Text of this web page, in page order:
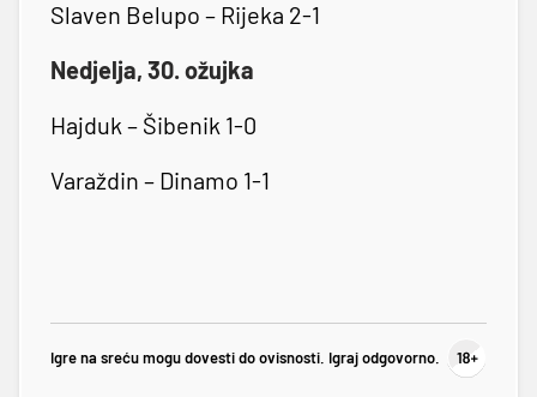
Slaven Belupo – Rijeka 2-1
Nedjelja, 30. ožujka
Hajduk – Šibenik 1-0
Varaždin – Dinamo 1-1
Igre na sreću mogu dovesti do ovisnosti. Igraj odgovorno.